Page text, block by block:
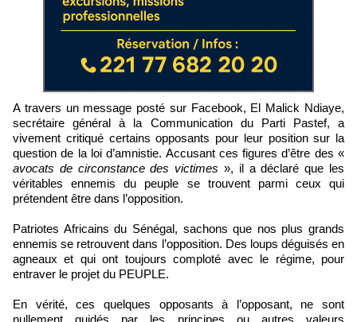
A travers un message posté sur Facebook, El Malick Ndiaye,
secrétaire général à la Communication du Parti Pastef, a
vivement critiqué certains opposants pour leur position sur la
question de la loi d’amnistie. Accusant ces figures d’être des «
avocats de circonstance des victimes », il a déclaré que les
véritables ennemis du peuple se trouvent parmi ceux qui
prétendent être dans l’opposition.
Patriotes Africains du Sénégal, sachons que nos plus grands
ennemis se retrouvent dans l’opposition. Des loups déguisés en
agneaux et qui ont toujours comploté avec le régime, pour
entraver le projet du PEUPLE.
En vérité, ces quelques opposants à l’opposant, ne sont
nullement guidés par les principes ou autres valeurs